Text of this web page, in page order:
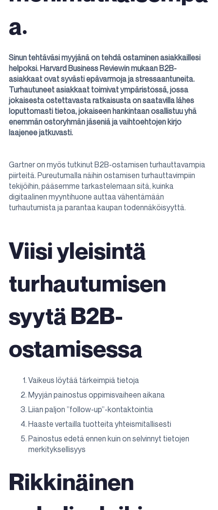
a.
Sinun tehtäväsi myyjänä on tehdä ostaminen asiakkaillesi
helpoksi. Harvard Business Reviewin mukaan B2B-
asiakkaat ovat syvästi epävarmoja ja stressaantuneita.
Turhautuneet asiakkaat toimivat ympäristössä, jossa
jokaisesta ostettavasta ratkaisusta on saatavilla lähes
loputtomasti tietoa, jokaiseen hankintaan osallistuu yhä
enemmän ostoryhmän jäseniä ja vaihtoehtojen kirjo
laajenee jatkuvasti.
Gartner on myös tutkinut B2B-ostamisen turhauttavampia
piirteitä. Pureutumalla näihin ostamisen turhauttavimpiin
tekijöihin, pääsemme tarkastelemaan sitä, kuinka
digitaalinen myyntihuone auttaa vähentämään
turhautumista ja parantaa kaupan todennäköisyyttä.
Viisi yleisintä
turhautumisen
syytä B2B-
ostamisessa
Vaikeus löytää tärkeimpiä tietoja
Myyjän painostus oppimisvaiheen aikana
Liian paljon ”follow-up”-kontaktointia
Haaste vertailla tuotteita yhteismitallisesti
Painostus edetä ennen kuin on selvinnyt tietojen
merkityksellisyys
Rikkinäinen